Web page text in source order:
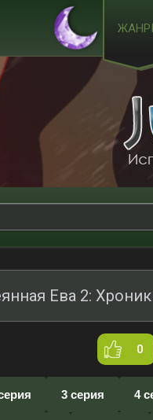
Ева 2:
0
3 серия 4